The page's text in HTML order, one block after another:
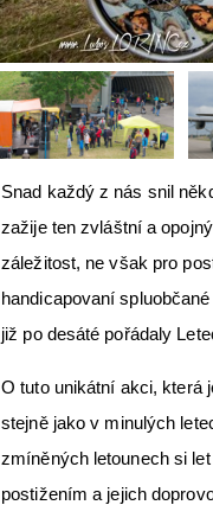
Snad každý z nás snil
zažije ten zvláštní a
záležitost, ne však pro
handicapovaní
již po desáté pořádaly
O tuto unikátní akci, která
stejně jako v minulých
zmíněných letounech si
postižením a jejich